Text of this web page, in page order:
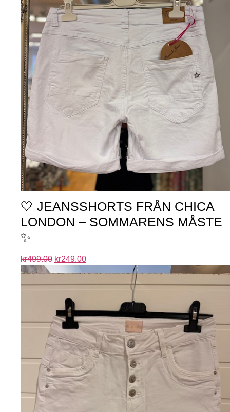
🤍 JEANSSHORTS FRÅN CHICA
LONDON – SOMMARENS MÅSTE
✨
kr499.00 kr249.00